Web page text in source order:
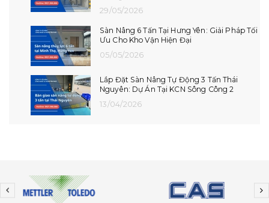
Lắp Đặt Hoàn Thiện Dock Leveler Tại Hải
Phòng
10/07/2026
Dự Án Lắp Đặt Dock Leveler Tại Hưng Yên
08/07/2026